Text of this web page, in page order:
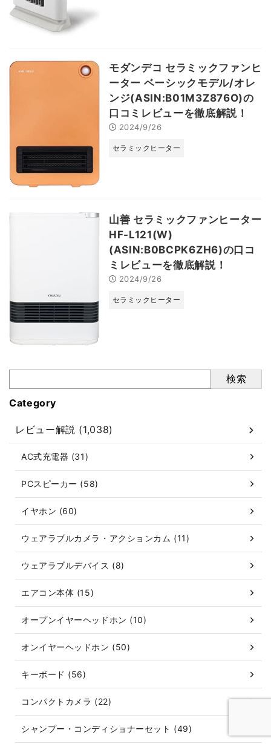
モダンデコ セラミックファンヒ
ーター ベーシックモデル/オレ
ンジ(ASIN:B01M3Z876O)の
口コミレビューを徹底解説！
2024/9/26
セラミックヒーター
山善 セラミックファンヒーター
HF-L121(W)
(ASIN:B0BCPK6ZH6)の口コ
ミレビューを徹底解説！
2024/9/26
セラミックヒーター
検索
Category
レビュー解説 (1,038)
AC式充電器 (31)
PCスピーカー (58)
イヤホン (60)
ウェアラブルカメラ・アクションカム (11)
ウェアラブルデバイス (8)
エアコン本体 (15)
オープンイヤーヘッドホン (10)
オンイヤーヘッドホン (50)
キーボード (56)
コンパクトカメラ (22)
シャンプー・コンディショナーセット (49)